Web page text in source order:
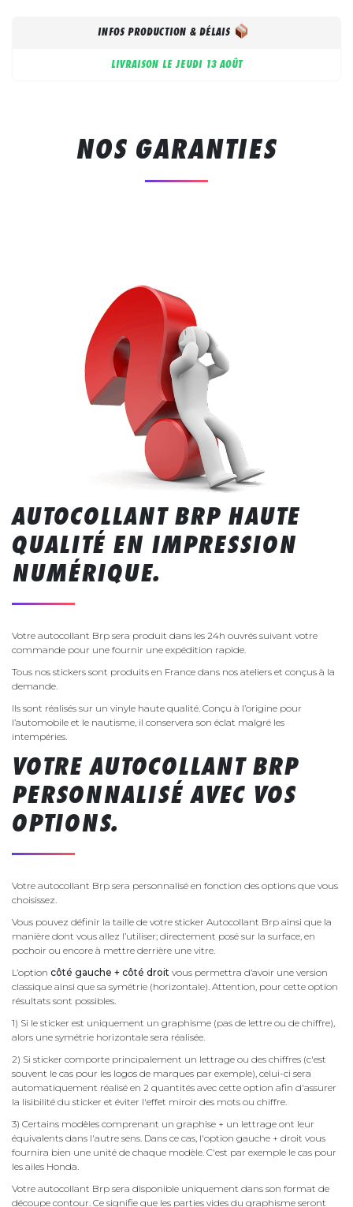
INFOS PRODUCTION & DÉLAIS
LIVRAISON LE JEUDI 13 AOÛT
NOS GARANTIES
AUTOCOLLANT BRP HAUTE
QUALITÉ EN IMPRESSION
NUMÉRIQUE.
Votre autocollant Brp sera produit dans les 24h ouvrés suivant votre
commande pour une fournir une expédition rapide.
Tous nos stickers sont produits en France dans nos ateliers et conçus à la
demande.
Ils sont réalisés sur un vinyle haute qualité. Conçu à l’origine pour
l’automobile et le nautisme, il conservera son éclat malgré les
intempéries.
VOTRE AUTOCOLLANT BRP
PERSONNALISÉ AVEC VOS
OPTIONS.
Votre autocollant Brp sera personnalisé en fonction des options que vous
choisissez.
Vous pouvez définir la taille de votre sticker Autocollant Brp ainsi que la
manière dont vous allez l’utiliser; directement posé sur la surface, en
pochoir ou encore à mettre derrière une vitre.
L’option côté gauche + côté droit vous permettra d’avoir une version
classique ainsi que sa symétrie (horizontale). Attention, pour cette option
résultats sont possibles.
1) Si le sticker est uniquement un graphisme (pas de lettre ou de chiffre),
alors une symétrie horizontale sera réalisée.
2) Si sticker comporte principalement un lettrage ou des chiffres (c'est
souvent le cas pour les logos de marques par exemple), celui-ci sera
automatiquement réalisé en 2 quantités avec cette option afin d'assurer
la lisibilité du sticker et éviter l'effet miroir des mots ou chiffre.
3) Certains modèles comprenant un graphise + un lettrage ont leur
équivalents dans l'autre sens. Dans ce cas, l'option gauche + droit vous
fournira bien une unité de chaque modèle. C'est par exemple le cas pour
les ailes Honda.
Votre autocollant Brp sera disponible uniquement dans son format de
découpe contour. Ce signifie que les parties vides du graphisme seront